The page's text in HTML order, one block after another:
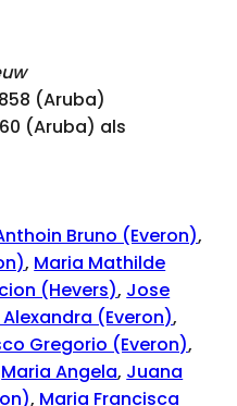
(Aruba)
(Aruba) als
Bruno (Everon),
, Maria Mathilde
(Hevers), Jose
(Everon),
Gregorio (Everon),
Maria Angela, Juana
, Maria Francisca